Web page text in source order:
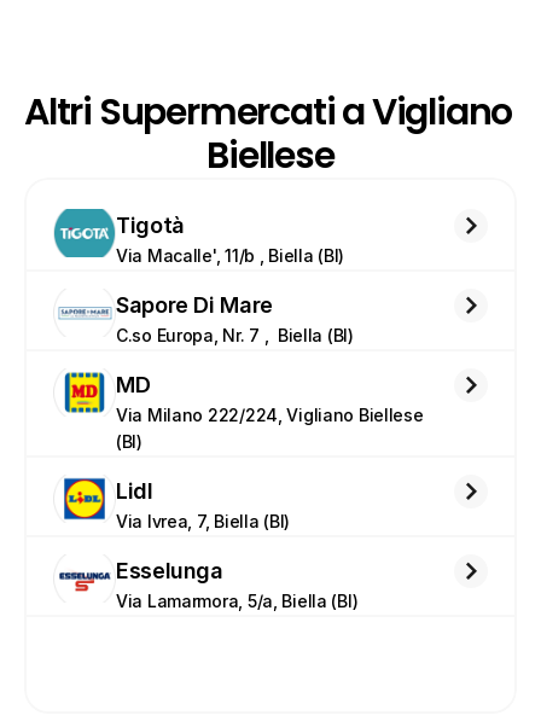
Altri Supermercati a Vigliano
Biellese
Tigotà
Via Macalle', 11/b , Biella (BI)
Sapore Di Mare
C.so Europa, Nr. 7 ,  Biella (BI)
MD
Via Milano 222/224, Vigliano Biellese
(BI)
Lidl
Via Ivrea, 7, Biella (BI)
Esselunga
Via Lamarmora, 5/a, Biella (BI)